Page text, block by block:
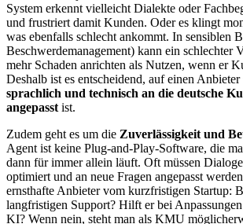
System erkennt vielleicht Dialekte oder
und frustriert damit Kunden. Oder es klingt
was ebenfalls schlecht ankommt. In sensiblen
Beschwerdemanagement) kann ein schlechter
mehr Schaden anrichten als Nutzen, wenn er
Deshalb ist es entscheidend, auf einen Anbieter
sprachlich und technisch an die deutsche
angepasst ist.
Zudem geht es um die Zuverlässigkeit und
Agent ist keine Plug-and-Play-Software, die
dann für immer allein läuft. Oft müssen
optimiert und an neue Fragen angepasst
ernsthafte Anbieter vom kurzfristigen Startup:
langfristigen Support? Hilft er bei
KI? Wenn nein, steht man als KMU